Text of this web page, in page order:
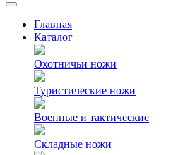
Главная
Каталог
Охотничьи ножи
Туристические ножи
Военные и тактические
Складные ножи